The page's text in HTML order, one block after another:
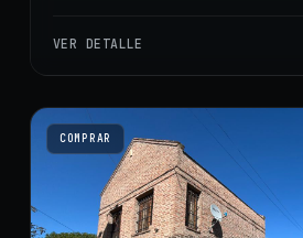
VER DETALLE
COMPRAR